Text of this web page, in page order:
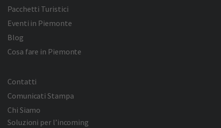
Pacchetti Turistici
Eventi in Piemonte
Blog
Cosa fare in Piemonte
Contatti
Comunicati Stampa
Chi Siamo
Soluzioni per l’incoming